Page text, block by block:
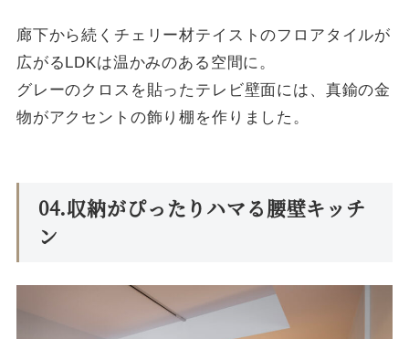
廊下から続くチェリー材テイストのフロアタイルが
広がるLDKは温かみのある空間に。
グレーのクロスを貼ったテレビ壁面には、真鍮の金
物がアクセントの飾り棚を作りました。
04.収納がぴったりハマる腰壁キッチ
ン